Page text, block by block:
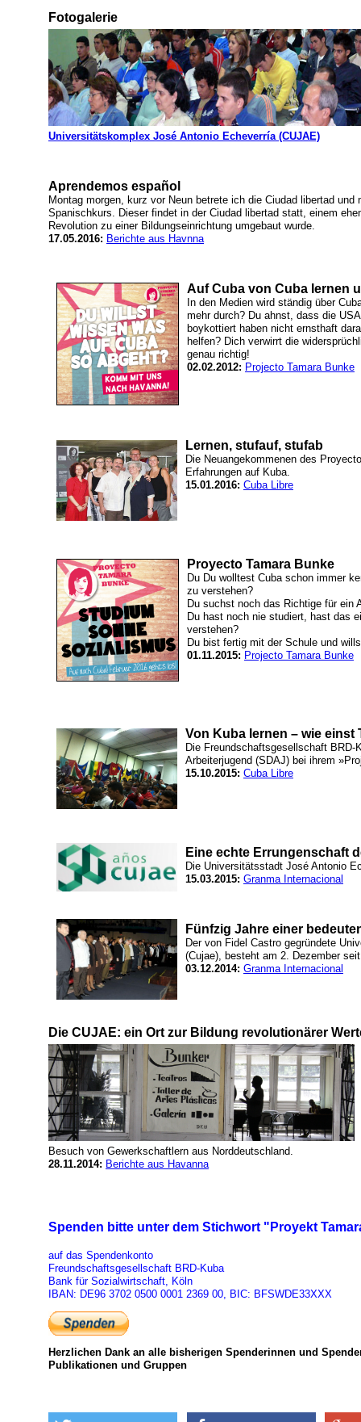
Fotogalerie
Universitätskomplex José Antonio Echeverría (CUJAE)
Aprendemos español
Montag morgen, kurz vor Neun betrete ich die Ciudad libertad
Spanischkurs. Dieser findet in der Ciudad libertad statt, einem
Revolution zu einer Bildungseinrichtung umgebaut wurde.
17.05.2016: Berichte aus Havnna
Auf Cuba von Cuba lernen
In den Medien wird ständig über
mehr durch? Du ahnst, dass die
boykottiert haben nicht ernsthaft
helfen? Dich verwirrt die
genau richtig!
02.02.2012: Projecto Tamara Bunke
Lernen, stufauf, stufab
Die Neuangekommenen des
Erfahrungen auf Kuba.
15.01.2016: Cuba Libre
Proyecto Tamara Bunke
Du Du wolltest Cuba schon immer
zu verstehen?
Du suchst noch das Richtige für ein
Du hast noch nie studiert, hast das
verstehen?
Du bist fertig mit der Schule und
01.11.2015: Projecto Tamara Bunke
Von Kuba lernen – wie einst
Die Freundschaftsgesellschaft
Arbeiterjugend (SDAJ) bei ihrem
15.10.2015: Cuba Libre
Eine echte Errungenschaft
Die Universitätsstadt José Antonio
15.03.2015: Granma Internacional
Fünfzig Jahre einer
Der von Fidel Castro gegründete
(Cujae), besteht am 2. Dezember
03.12.2014: Granma Internacional
Die CUJAE: ein Ort zur Bildung revolutionärer
Besuch von Gewerkschaftlern aus Norddeutschland.
28.11.2014: Berichte aus Havanna
Spenden bitte unter dem Stichwort "Proyekt
auf das Spendenkonto
Freundschaftsgesellschaft BRD-Kuba
Bank für Sozialwirtschaft, Köln
IBAN: DE96 3702 0500 0001 2369 00, BIC: BFSWDE33XXX
Herzlichen Dank an alle bisherigen Spenderinnen und
Publikationen und Gruppen